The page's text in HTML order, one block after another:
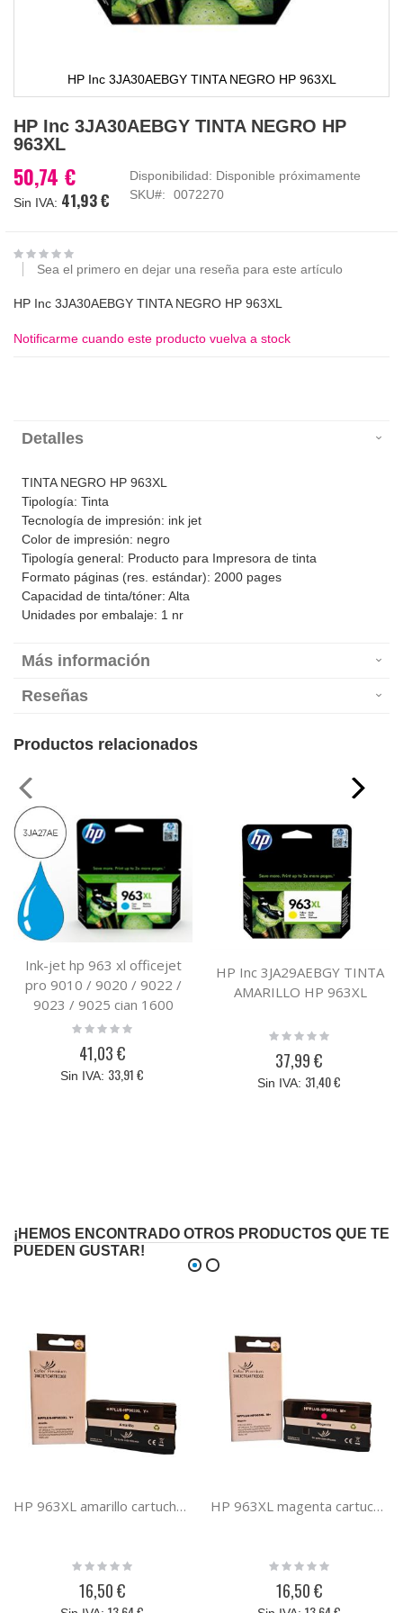
HP Inc 3JA30AEBGY TINTA NEGRO HP 963XL
al
comienzo
la
galería
HP Inc 3JA30AEBGY TINTA NEGRO HP
963XL
50,74 €
41,93 €
Disponibilidad: Disponible próximamente
SKU
0072270
Sea el primero en dejar una reseña para este artículo
HP Inc 3JA30AEBGY TINTA NEGRO HP 963XL
Notificarme cuando este producto vuelva a stock
Detalles
TINTA NEGRO HP 963XL
Tipología: Tinta
Tecnología de impresión: ink jet
Color de impresión: negro
Tipología general: Producto para Impresora de tinta
Formato páginas (res. estándar): 2000 pages
Capacidad de tinta/tóner: Alta
Unidades por embalaje: 1 nr
Más información
Reseñas
Productos relacionados
Ink-jet hp 963 xl officejet
pro 9010 / 9020 / 9022 /
9023 / 9025 cian 1600
paginas
Rating:
41,03 €
33,91 €
HP Inc 3JA29AEBGY TINTA
AMARILLO HP 963XL
Rating:
37,99 €
31,40 €
¡HEMOS ENCONTRADO OTROS PRODUCTOS QUE TE
PUEDEN GUSTAR!
HP 963XL amarillo cartucho de tinta compatible
Rating:
16,50 €
HP 963XL magenta cartucho de tinta compatible
Rating:
16,50 €